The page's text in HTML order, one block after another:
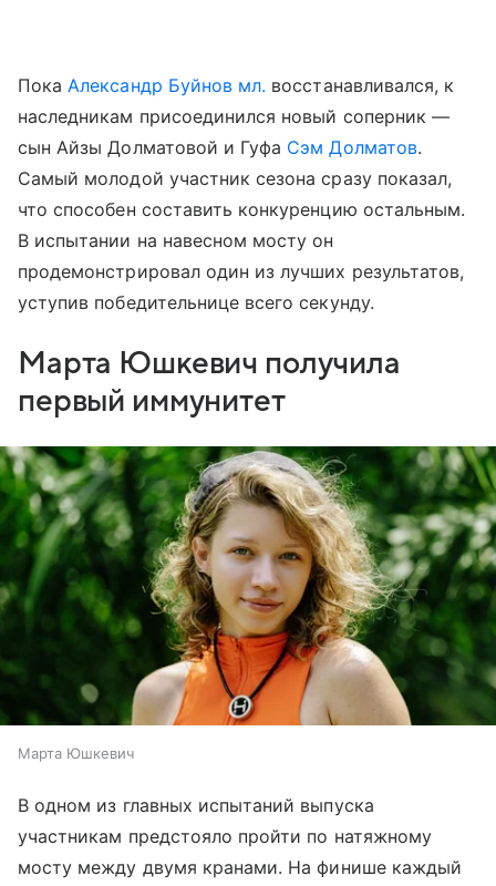
Пока Александр Буйнов мл. восстанавливался, к
наследникам присоединился новый соперник —
сын Айзы Долматовой и Гуфа Сэм Долматов.
Самый молодой участник сезона сразу показал,
что способен составить конкуренцию остальным.
В испытании на навесном мосту он
продемонстрировал один из лучших результатов,
уступив победительнице всего секунду.
Марта Юшкевич получила
первый иммунитет
Марта Юшкевич
В одном из главных испытаний выпуска
участникам предстояло пройти по натяжному
мосту между двумя кранами. На финише каждый